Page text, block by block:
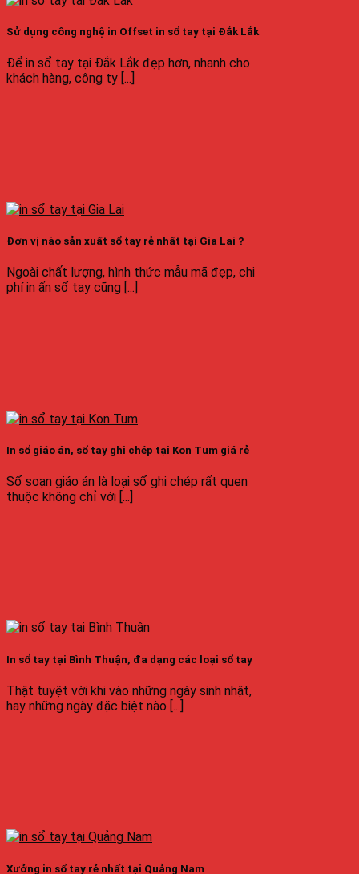
Sử dụng công nghệ in Offset in sổ tay tại Đắk Lắk
Để in sổ tay tại Đắk Lắk đẹp hơn, nhanh cho
khách hàng, công ty [...]
Đơn vị nào sản xuất sổ tay rẻ nhất tại Gia Lai ?
Ngoài chất lượng, hình thức mẫu mã đẹp, chi
phí in ấn sổ tay cũng [...]
In sổ giáo án, sổ tay ghi chép tại Kon Tum giá rẻ
Sổ soạn giáo án là loại sổ ghi chép rất quen
thuộc không chỉ với [...]
In sổ tay tại Bình Thuận, đa dạng các loại sổ tay
Thật tuyệt vời khi vào những ngày sinh nhật,
hay những ngày đặc biệt nào [...]
Xưởng in sổ tay rẻ nhất tại Quảng Nam